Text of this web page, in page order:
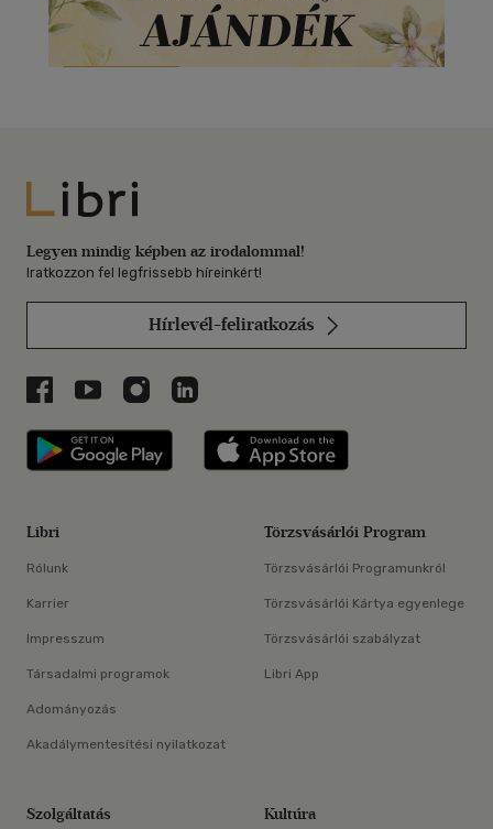
Libri
Legyen mindig képben az irodalommal!
Iratkozzon fel legfrissebb híreinkért!
Hírlevél-feliratkozás
Libri a Facebookon
Libri a Youtube-on
Libri az Instagramon
Libri a LinkedInen
Libri applikáció Szerezd meg: Google
Libri
Rólunk
Karrier
Impresszum
Társadalmi programok
Adományozás
Akadálymentesítési nyilatkozat
Törzsvásárlói Program
Törzsvásárlói Programunkról
Törzsvásárlói Kártya egyenlege
Törzsvásárlói szabályzat
Libri App
Szolgáltatás Kultúra